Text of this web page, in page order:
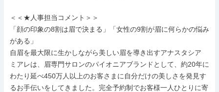
＜＜★人事担当コメント＞＞
「顔の印象の8割は眉で決まる」「女性の9割が眉に何らかの悩み
がある」
自眉を最大限に生かしながら美しい眉を導き出すアナスタシア
ミアレは、眉専門サロンのパイオニアブランドとして、約20年に
わたり延べ450万人以上のお客さまに自分だけの美しさを発見す
るお手伝いをしてきました。完全予約制でお客様一人ひとりに寄